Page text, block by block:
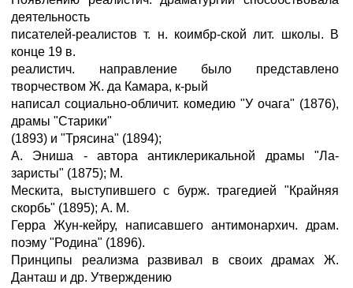
деятельность
писателей-реалистов т. н. коимбр-ской лит. школы. В
конце 19 в.
реалистич. направление было представлено
творчеством Ж. да Камара, к-рый
написал социально-обличит. комедию "У очага" (1876),
драмы "Старики"
(1893) и "Трясина" (1894);
А. Эниша - автора антиклерикальной драмы "Ла-
заристы" (1875); М.
Мескита, выступившего с бурж. трагедией "Крайняя
скорбь" (1895); А. М.
Герра Жун-кейру, написавшего антимонархич. драм.
поэму "Родина" (1896).
Принципы реализма развивал в своих драмах Ж.
Данташ и др. Утверждению